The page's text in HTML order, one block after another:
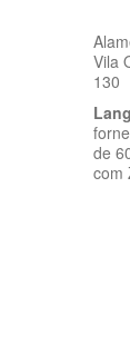
Vila
130
de
com